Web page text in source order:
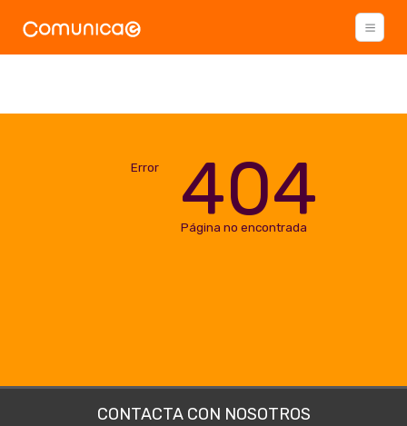
Error 404
Página no encontrada
CONTACTA CON NOSOTROS